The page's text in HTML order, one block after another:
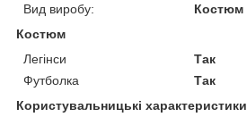
Вид виробу:
Костюм
Костюм
Легінси
Так
Футболка
Так
Користувальницькі характеристики